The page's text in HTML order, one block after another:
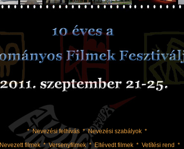
*Nevezési felhívás *Nevezési szabályok *
Nevezett filmek*Versenyfilmek*Eltévedt filmek * Vetítési rend *